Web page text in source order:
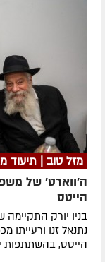
מזל טוב |
ה'ווארט' של
הייטס
בניו יורק
נתנאל זנו
הייטס, בהשתתפות